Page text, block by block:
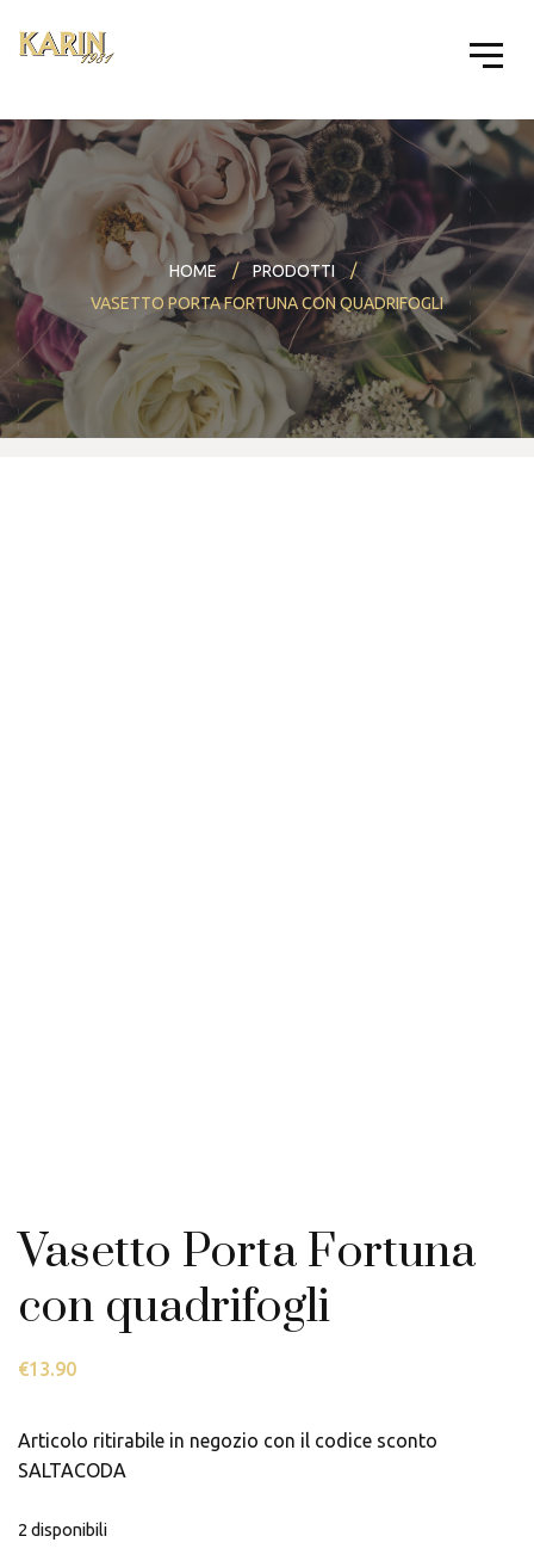
HOME
PRODOTTI
VASETTO PORTA FORTUNA CON QUADRIFOGLI
Vasetto Porta Fortuna
con quadrifogli
€13.90
Articolo ritirabile in negozio con il codice sconto
SALTACODA
2 disponibili